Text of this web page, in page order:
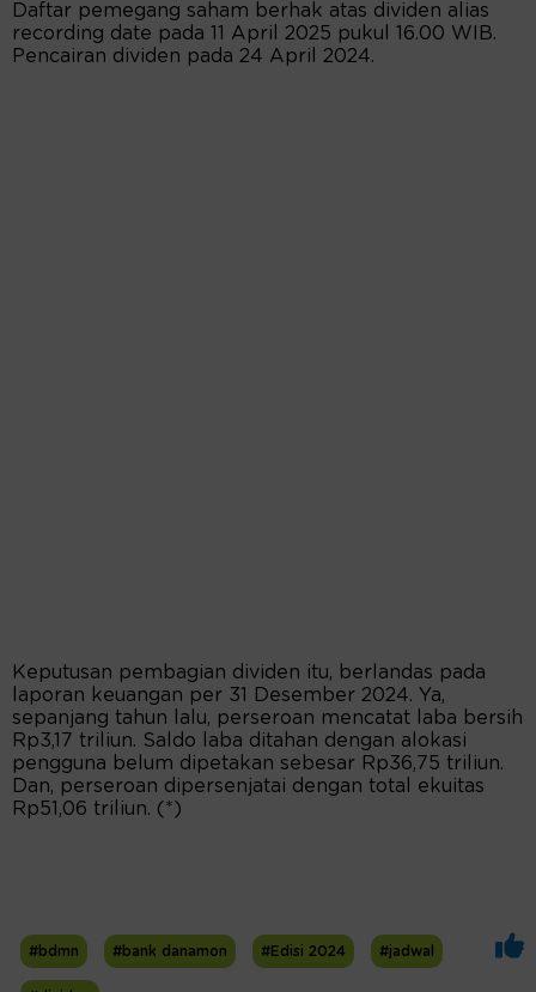
Daftar pemegang saham berhak atas dividen alias
recording date pada 11 April 2025 pukul 16.00 WIB.
Pencairan dividen pada 24 April 2024.
Keputusan pembagian dividen itu, berlandas pada
laporan keuangan per 31 Desember 2024. Ya,
sepanjang tahun lalu, perseroan mencatat laba bersih
Rp3,17 triliun. Saldo laba ditahan dengan alokasi
pengguna belum dipetakan sebesar Rp36,75 triliun.
Dan, perseroan dipersenjatai dengan total ekuitas
Rp51,06 triliun. (*)
#bdmn #bank danamon #Edisi 2024 #jadwal